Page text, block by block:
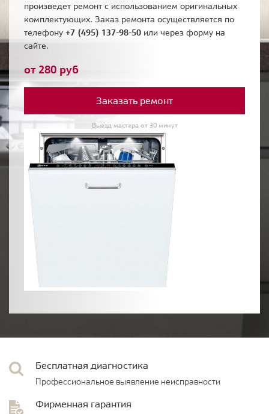
произведет ремонт с использованием оригинальных
комплектующих. Заказ ремонта осуществляется по
телефону +7 (495) 137-98-50 или через форму на
сайте.
от 280 руб
Заказать ремонт
Выезд мастера от 30 минут
Бесплатная диагностика
Профессиональное выявление неисправности
Фирменная гарантия